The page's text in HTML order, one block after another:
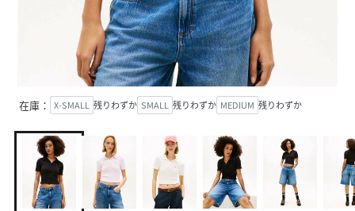
在庫： X-SMALL 残りわずか SMALL 残りわずか MEDIUM 残りわずか